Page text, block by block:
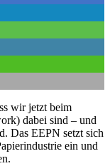
wir jetzt beim
dabei sind – und
Das EEPN setzt sich
ein und